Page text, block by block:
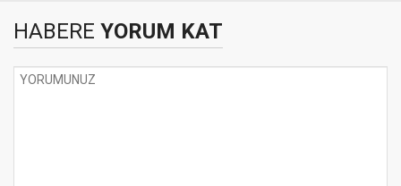
HABERE YORUM KAT